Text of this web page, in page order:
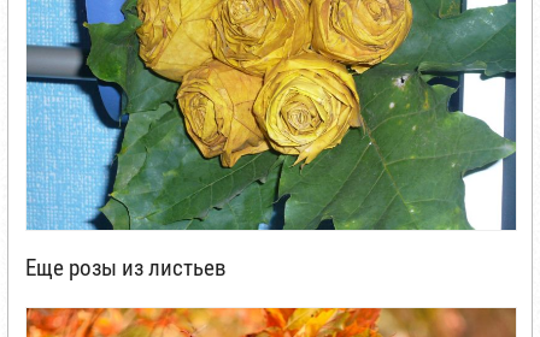
Еще розы из листьев